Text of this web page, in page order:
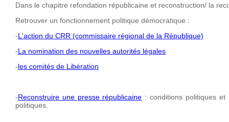
Dans le chapitre refondation républicaine et reconstruction/ la
Retrouver un fonctionnement politique démocratique :
-L'action du CRR (commissaire régional de la République)
-La nomination des nouvelles autorités légales
-les comités de Libération
-Reconstruire une presse républicaine : conditions politiques
politiques.